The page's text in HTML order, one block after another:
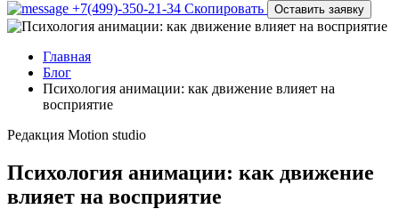
+7(499)-350-21-34 Скопировать Оставить заявку
Главная
Блог
Психология анимации: как движение влияет на
восприятие
Редакция Motion studio
Психология анимации: как движение
влияет на восприятие